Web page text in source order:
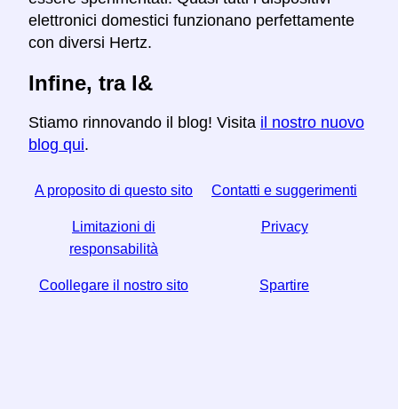
elettronici domestici funzionano perfettamente
con diversi Hertz.
Infine, tra l&
Stiamo rinnovando il blog! Visita il nostro nuovo
blog qui.
A proposito di questo sito Contatti e suggerimenti
Limitazioni di
responsabilità
Privacy
Coollegare il nostro sito Spartire